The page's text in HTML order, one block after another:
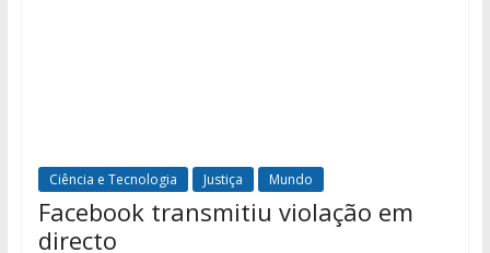
Ciência e Tecnologia Justiça Mundo
Facebook transmitiu violação em
directo